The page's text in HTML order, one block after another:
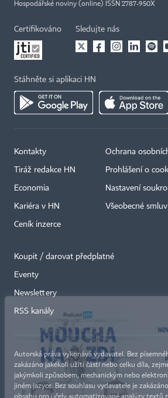
Hospodářské noviny (online) ISSN 2787-950X
Certifikováno Sledujte nás
Stáhněte si aplikaci HN
Kontakty
Tiráž redakce HN
Economia
Kariéra v HN
Ceník inzerce
Ochrana
Prohlášení o
Nastavení
Všeobecné
Koupit / darovat předplatné
Eventy
Newslettery
RSS kanály
Autorská práva vykonává vydavatel. Bez
zakázáno jakékoli užití částí nebo celku díla,
jakýmkoli způsobem, mechanickým nebo
jiném jazyce. Bez souhlasu vydavatele je